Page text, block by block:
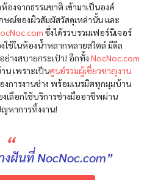
องจากธรรมชาติ เข้ามาเป็นองค์
ษณ์ของผิวสัมผัสวัสดุเหล่านั้น และ
ซึ่งได้รวบรวมเฟอร์นิเจอร์
ช้ในห้องน้ำหลากหลายสไตล์ มีดีล
างสบายกระเป๋า! อีกทั้ง NocNoc.com
น เพราะเป็นศูนย์รวมผู้เชี่ยวชาญงาน
การงานช่าง พร้อมเนรมิตทุกมุมบ้าน
เลือกใช้บริการช่างมืออาชีพผ่าน
ญหาการทิ้งงาน!
“
งฝันที่ NocNoc.com”